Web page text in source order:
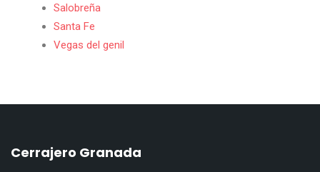
Salobreña
Santa Fe
Vegas del genil
Cerrajero Granada